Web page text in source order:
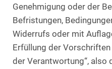
Genehmigung oder der
Befristungen,
Widerrufs oder mit
Erfüllung der
der Verantwortung“, also